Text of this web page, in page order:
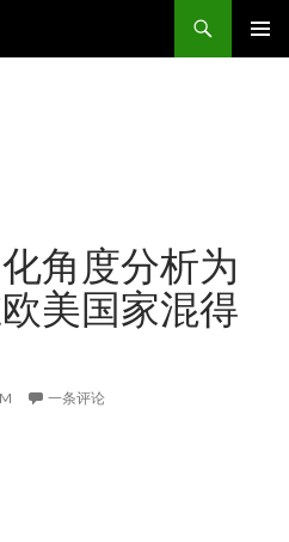
角度分析为
美国家混得
一条评论